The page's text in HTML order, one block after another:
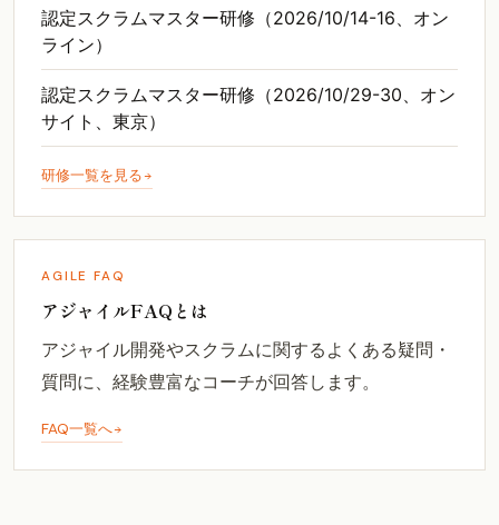
認定スクラムマスター研修（2026/10/14-16、オン
ライン）
認定スクラムマスター研修（2026/10/29-30、オン
サイト、東京）
研修一覧を見る
AGILE FAQ
アジャイルFAQとは
アジャイル開発やスクラムに関するよくある疑問・
質問に、経験豊富なコーチが回答します。
FAQ一覧へ